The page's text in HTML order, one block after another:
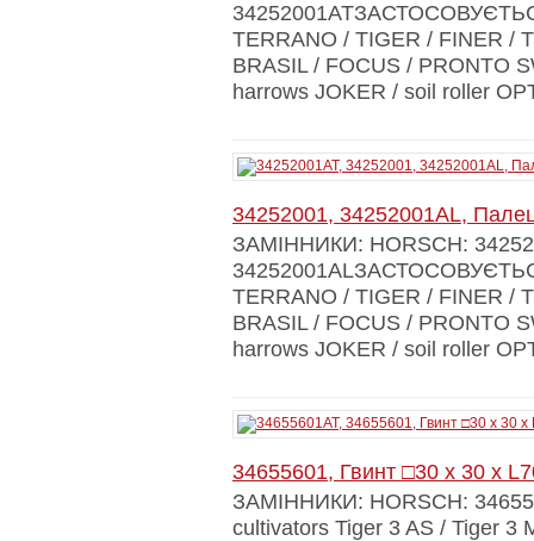
TERRANO / TIGER / FINER /
BRASIL / FOCUS / PRONTO
harrows JOKER / soil roller
34252001, 34252001AL,
ЗАМІННИКИ: HORSCH:
TERRANO / TIGER / FINER /
BRASIL / FOCUS / PRONTO
harrows JOKER / soil roller
34655601, Гвинт □30 x 30 x
ЗАМІННИКИ: HORSCH:
cultivators Tiger 3 AS / Tiger 3